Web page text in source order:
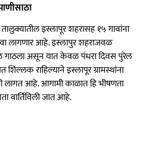
इस्लापूर शहरासह १५ गावांना
लागणार आहे. इस्लापुर शहराजवळ
असून यात केवळ पंधरा दिवस पुरेल
शिल्लक राहिल्याने इस्लापूर ग्रामस्थांना
लागत आहे. आगामी काळात हि भीषणता
वार्तिविली जात आहे.